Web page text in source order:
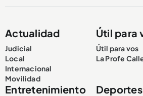
Actualidad
Judicial
Local
Internacional
Movilidad
Útil para
Útil para vos
La Profe
Entretenimiento Deportes